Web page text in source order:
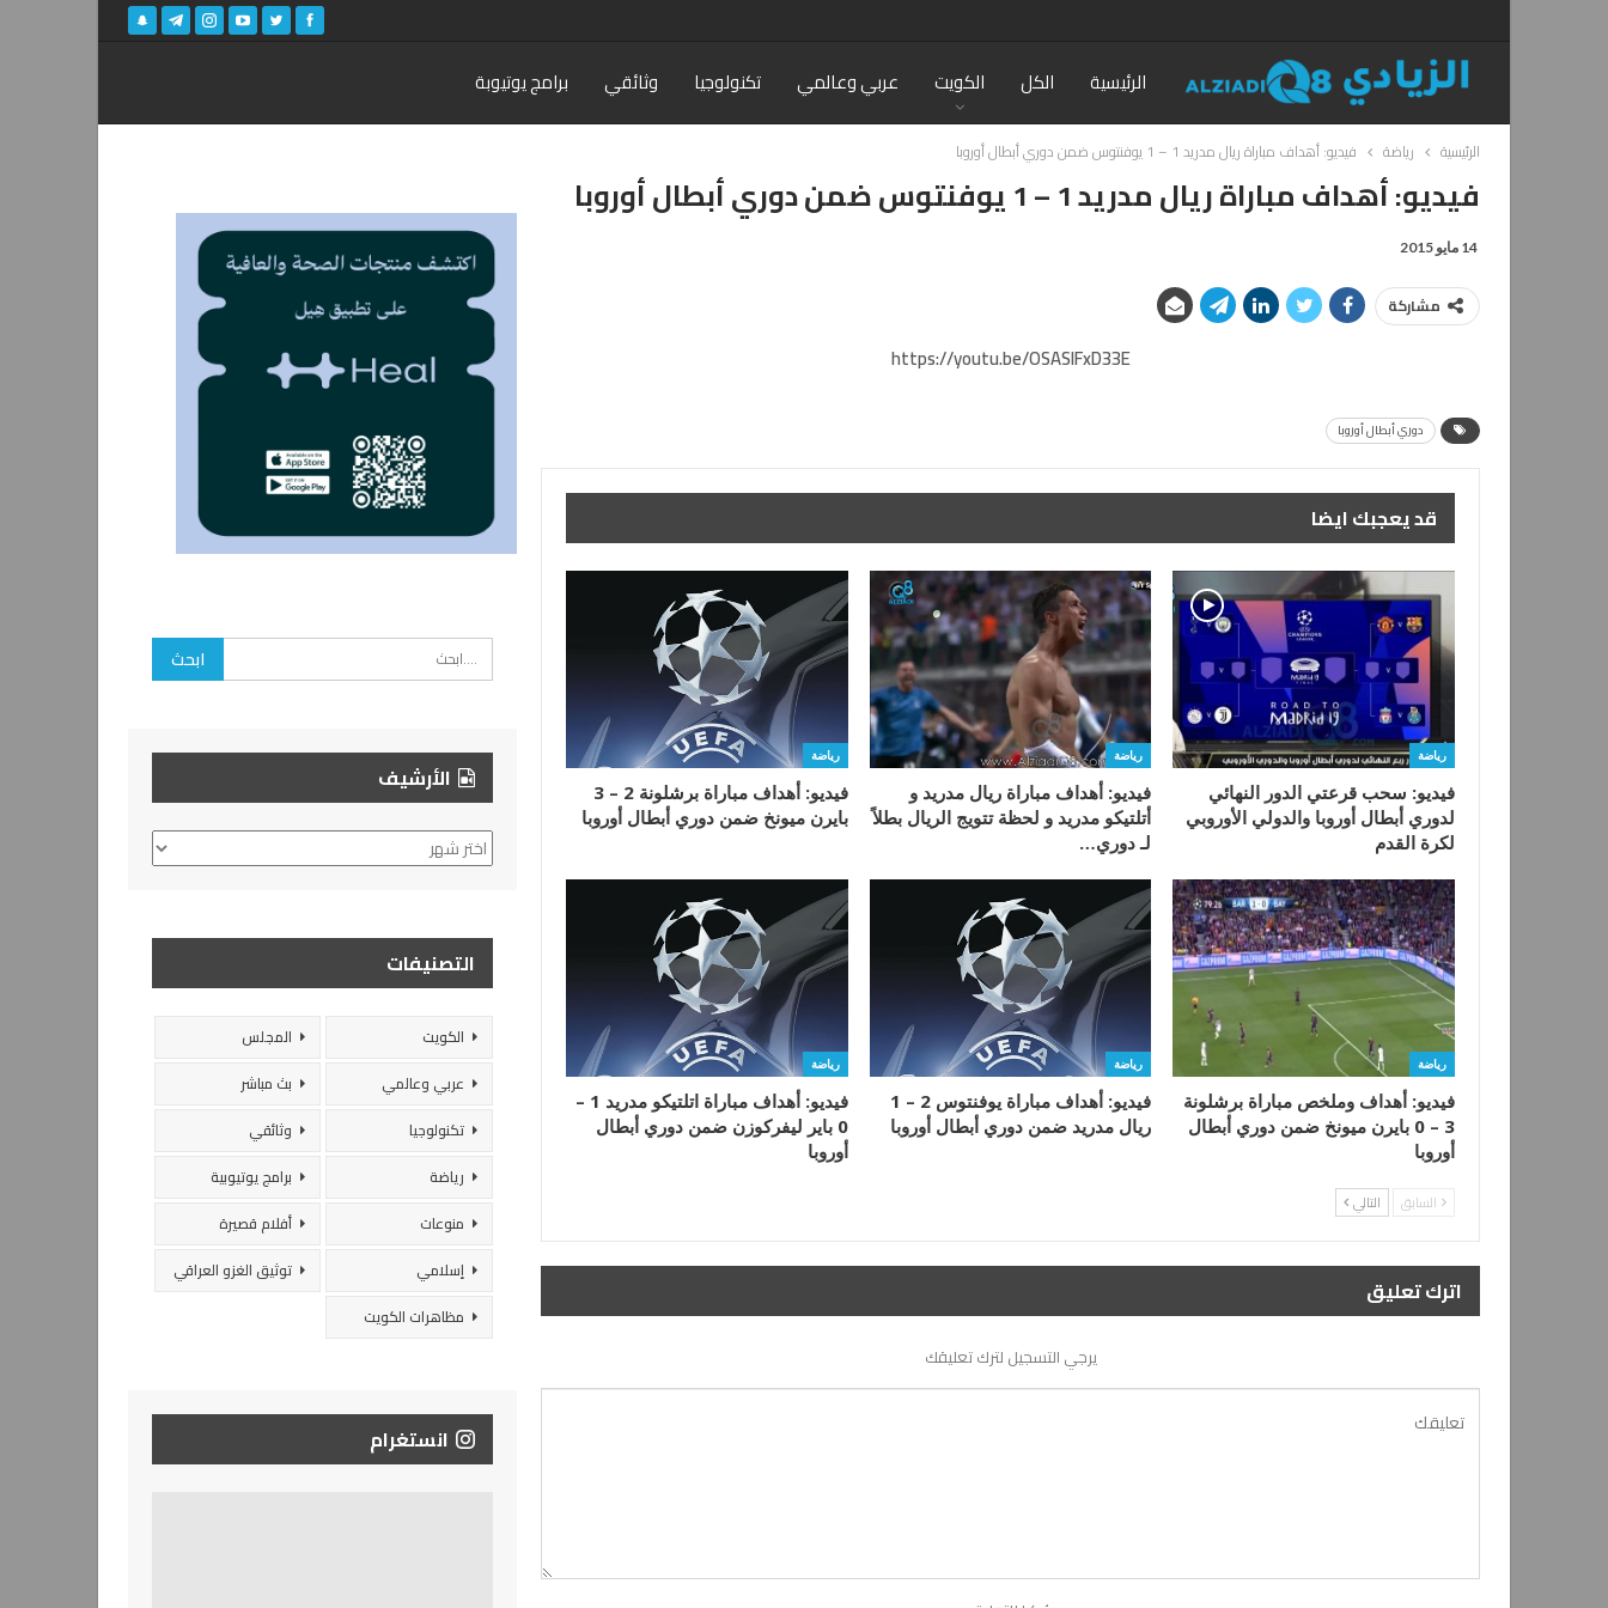
الرئيسية الكل الكويت عربي وعالمي تكنولوجيا وثائقي برامج يوتيوبة
الرئيسية رياضة فيديو: أهداف مباراة ريال مدريد 1 – 1 يوفنتوس ضمن دوري أبطال أوروبا
فيديو: أهداف مباراة ريال مدريد 1 – 1 يوفنتوس ضمن دوري أبطال أوروبا
14 مايو 2015
مشاركة
https://youtu.be/OSASIFxD33E
دوري أبطال أوروبا
قد يعجبك ايضا
رياضة
فيديو: سحب قرعتي الدور النهائي
لدوري أبطال أوروبا والدولي الأوروبي
لكرة القدم
رياضة
فيديو: أهداف مباراة ريال مدريد و
أتلتيكو مدريد و لحظة تتويج الريال بطلاً
لـ دوري…
رياضة
فيديو: أهداف مباراة برشلونة 2 – 3
بايرن ميونخ ضمن دوري أبطال أوروبا
رياضة
فيديو: أهداف وملخص مباراة برشلونة
3 – 0 بايرن ميونخ ضمن دوري أبطال
أوروبا
رياضة
فيديو: أهداف مباراة يوفنتوس 2 – 1
ريال مدريد ضمن دوري أبطال أوروبا
رياضة
فيديو: أهداف مباراة اتلتيكو مدريد 1 –
0 باير ليفركوزن ضمن دوري أبطال
أوروبا
السابق التالي
اترك تعليق
يرجي التسجيل لترك تعليقك
الأرشيف
الأرشيف
التصنيفات
الكويت
المجلس
عربي وعالمي
بث مباشر
تكنولوجيا
وثائقي
رياضة
برامج يوتيوبية
منوعات
أفلام قصيرة
إسلامي
توثيق الغزو العراقي
مظاهرات الكويت
انستغرام